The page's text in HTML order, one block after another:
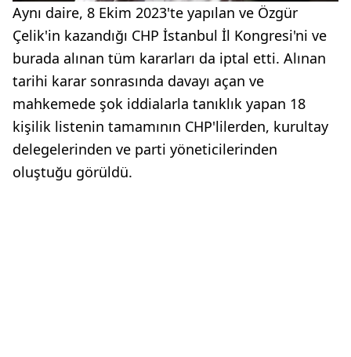
Aynı daire, 8 Ekim 2023'te yapılan ve Özgür
Çelik'in kazandığı CHP İstanbul İl Kongresi'ni ve
burada alınan tüm kararları da iptal etti. Alınan
tarihi karar sonrasında davayı açan ve
mahkemede şok iddialarla tanıklık yapan 18
kişilik listenin tamamının CHP'lilerden, kurultay
delegelerinden ve parti yöneticilerinden
oluştuğu görüldü.